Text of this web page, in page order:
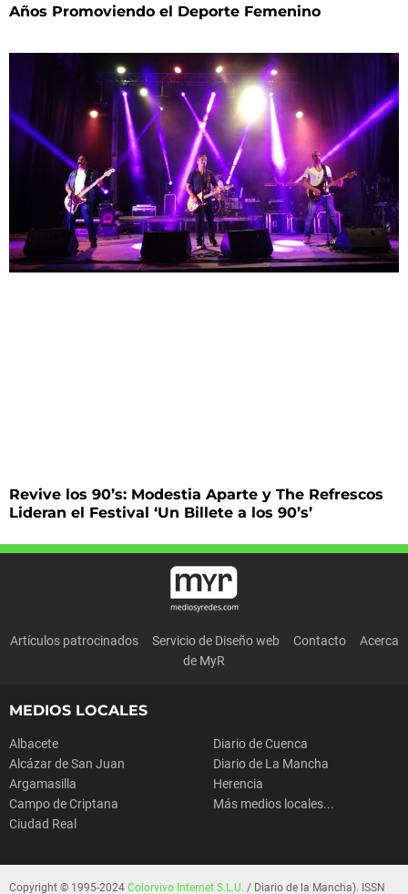
Años Promoviendo el Deporte Femenino
Revive los 90’s: Modestia Aparte y The Refrescos
Lideran el Festival ‘Un Billete a los 90’s’
Artículos patrocinados Servicio de Diseño web Contacto
Acerca
de MyR
MEDIOS LOCALES
Albacete
Alcázar de San Juan
Argamasilla
Campo de Criptana
Ciudad Real
Diario de Cuenca
Diario de La Mancha
Herencia
Más medios locales...
Copyright © 1995-2024 Colorvivo Internet S.L.U. / Diario de la Mancha). ISSN